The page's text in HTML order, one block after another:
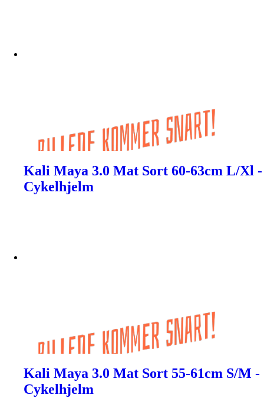
Kali Maya 3.0 Mat Sort 60-63cm L/Xl -
Cykelhjelm
Kali Maya 3.0 Mat Sort 55-61cm S/M -
Cykelhjelm